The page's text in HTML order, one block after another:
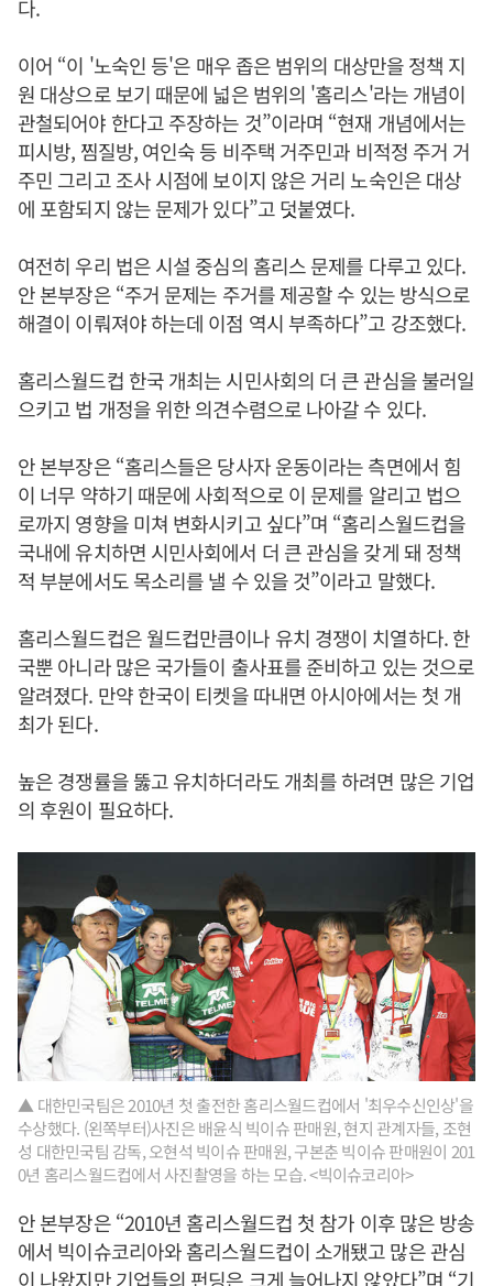
다.
이어 “이 '노숙인 등'은 매우 좁은 범위의 대상만을 정책 지
원 대상으로 보기 때문에 넓은 범위의 '홈리스'라는 개념이
관철되어야 한다고 주장하는 것”이라며 “현재 개념에서는
피시방, 찜질방, 여인숙 등 비주택 거주민과 비적정 주거 거
주민 그리고 조사 시점에 보이지 않은 거리 노숙인은 대상
에 포함되지 않는 문제가 있다”고 덧붙였다.
여전히 우리 법은 시설 중심의 홈리스 문제를 다루고 있다.
안 본부장은 “주거 문제는 주거를 제공할 수 있는 방식으로
해결이 이뤄져야 하는데 이점 역시 부족하다”고 강조했다.
홈리스월드컵 한국 개최는 시민사회의 더 큰 관심을 불러일
으키고 법 개정을 위한 의견수렴으로 나아갈 수 있다.
안 본부장은 “홈리스들은 당사자 운동이라는 측면에서 힘
이 너무 약하기 때문에 사회적으로 이 문제를 알리고 법으
로까지 영향을 미쳐 변화시키고 싶다”며 “홈리스월드컵을
국내에 유치하면 시민사회에서 더 큰 관심을 갖게 돼 정책
적 부분에서도 목소리를 낼 수 있을 것”이라고 말했다.
홈리스월드컵은 월드컵만큼이나 유치 경쟁이 치열하다. 한
국뿐 아니라 많은 국가들이 출사표를 준비하고 있는 것으로
알려졌다. 만약 한국이 티켓을 따내면 아시아에서는 첫 개
최가 된다.
높은 경쟁률을 뚫고 유치하더라도 개최를 하려면 많은 기업
의 후원이 필요하다.
▲ 대한민국팀은 2010년 첫 출전한 홈리스월드컵에서 '최우수신인상'을
수상했다. (왼쪽부터)사진은 배윤식 빅이슈 판매원, 현지 관계자들, 조현
성 대한민국팀 감독, 오현석 빅이슈 판매원, 구본춘 빅이슈 판매원이 201
0년 홈리스월드컵에서 사진촬영을 하는 모습. <빅이슈코리아>
안 본부장은 “2010년 홈리스월드컵 첫 참가 이후 많은 방송
에서 빅이슈코리아와 홈리스월드컵이 소개됐고 많은 관심
이 나왔지만 기업들의 펀딩은 크게 늘어나지 않았다”며 “기